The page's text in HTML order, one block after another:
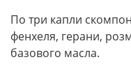
По три капли
фенхеля, герани,
базового масла.